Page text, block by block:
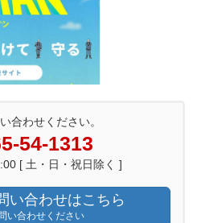
合わせください。
54-1313
[ 土・日・祝日除く ]
い合わせはこちら
い合わせください